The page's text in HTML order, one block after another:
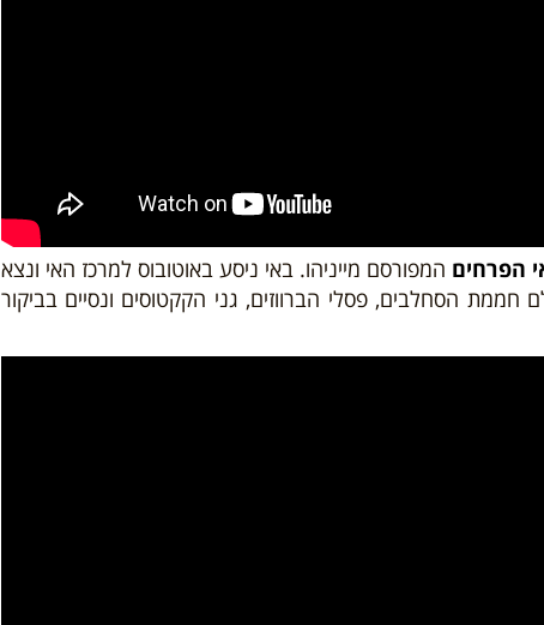
הפרחים המפורסם מייניהו. באי ניסע באוטובוס למרכז האי ונצא
חממת הסחלבים, פסלי הברווזים, גני הקקטוסים ונסיים בביקור